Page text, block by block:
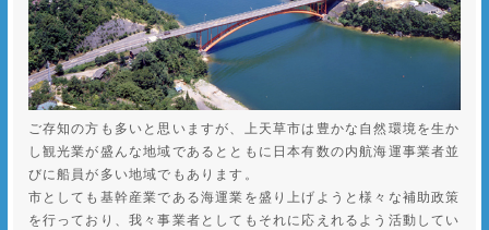
ご存知の方も多いと思いますが、上天草市は豊かな自然環境を生か
し観光業が盛んな地域であるとともに日本有数の内航海運事業者並
びに船員が多い地域でもあります。
市としても基幹産業である海運業を盛り上げようと様々な補助政策
を行っており、我々事業者としてもそれに応えれるよう活動してい